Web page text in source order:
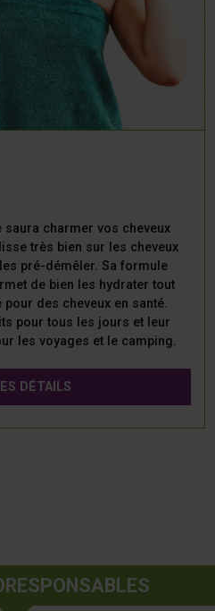
charmer vos cheveux
très bien sur les cheveux
pré-démêler. Sa formule
de bien les hydrater tout
des cheveux en santé.
pour tous les jours et leur
les voyages et le camping.
DÉTAILS